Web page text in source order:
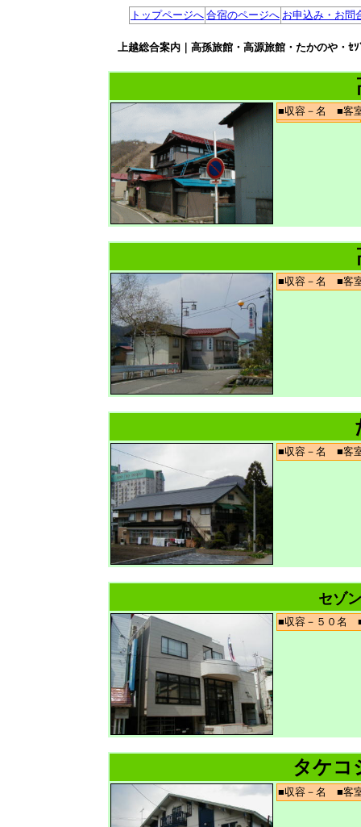
トップページへ 合宿のページへ お申込み・お問
上越総合案内｜高孫旅館・高源旅館・たかのや・
■収容－名 ■客
■収容－名 ■客
■収容－名 ■客
セゾ
■収容－５０名
タケコ
■収容－名 ■客